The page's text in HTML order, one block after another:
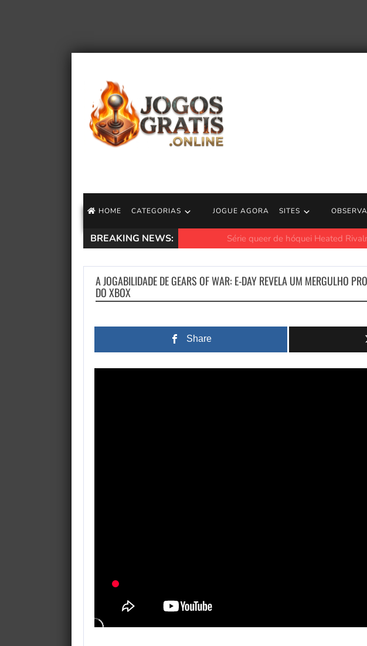
HOME CATEGORIAS JOGUE AGORA SITES
BREAKING NEWS: Série queer de hóquei Heated Rivalry
A JOGABILIDADE DE GEARS OF WAR: E-DAY REVELA UM MERGULHO
DO XBOX
Share